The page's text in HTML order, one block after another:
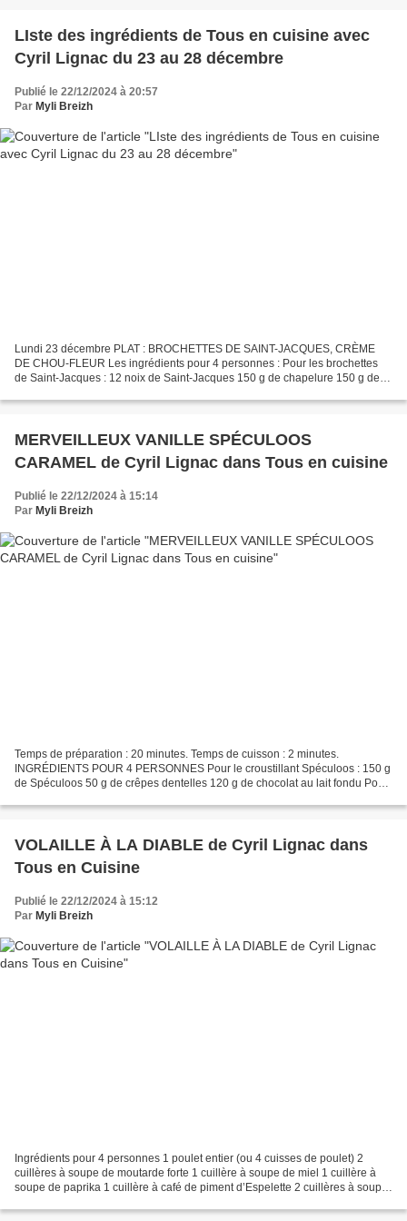
LIste des ingrédients de Tous en cuisine avec
Cyril Lignac du 23 au 28 décembre
Publié le 22/12/2024 à 20:57
Par Myli Breizh
Lundi 23 décembre PLAT : BROCHETTES DE SAINT-JACQUES, CRÈME
DE CHOU-FLEUR Les ingrédients pour 4 personnes : Pour les brochettes
de Saint-Jacques : 12 noix de Saint-Jacques 150 g de chapelure 150 g de
MERVEILLEUX VANILLE SPÉCULOOS
CARAMEL de Cyril Lignac dans Tous en cuisine
Publié le 22/12/2024 à 15:14
Par Myli Breizh
Temps de préparation : 20 minutes. Temps de cuisson : 2 minutes.
INGRÉDIENTS POUR 4 PERSONNES Pour le croustillant Spéculoos : 150 g
de Spéculoos 50 g de crêpes dentelles 120 g de chocolat au lait fondu Pour
VOLAILLE À LA DIABLE de Cyril Lignac dans
Tous en Cuisine
Publié le 22/12/2024 à 15:12
Par Myli Breizh
Ingrédients pour 4 personnes 1 poulet entier (ou 4 cuisses de poulet) 2
cuillères à soupe de moutarde forte 1 cuillère à soupe de miel 1 cuillère à
soupe de paprika 1 cuillère à café de piment d’Espelette 2 cuillères à soupe